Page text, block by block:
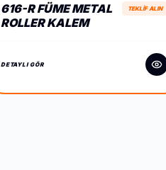
616-R FÜME METAL
ROLLER KALEM
TEKLİF ALIN
DETAYLI GÖR